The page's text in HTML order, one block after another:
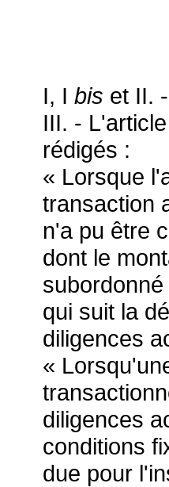
I, I bis et II. -
III. -
rédigés :
« Lorsque
transaction
n'a pu être
dont le
qui suit la
diligences
«
diligences
conditions
due pour